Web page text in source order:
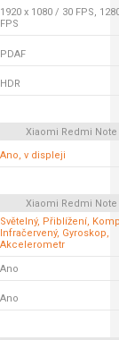
1920 x 1080 / 30 FPS,
FPS
PDAF
HDR
Xiaomi Redmi Note
Ano, v displeji
Xiaomi Redmi Note
Světelný, Přiblížení,
Infračervený, Gyroskop,
Akcelerometr
Ano
Ano